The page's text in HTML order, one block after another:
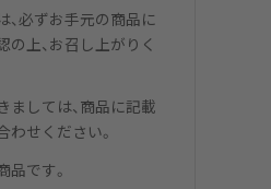
必ずお手元の商品に
上、お召し上がりく
ましては、商品に記載
せください。
です。